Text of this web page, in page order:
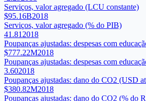
Serviços, valor agregado (LCU constante)
$95.16B2018
Serviços, valor agregado (% do PIB)
41.81 2018
Poupanças ajustadas: despesas com
$777.22M2018
Poupanças ajustadas: despesas com
3.602018
Poupanças ajustadas: dano do CO2 (USD
$380.82M2018
Poupanças ajustadas: dano do CO2 (% do